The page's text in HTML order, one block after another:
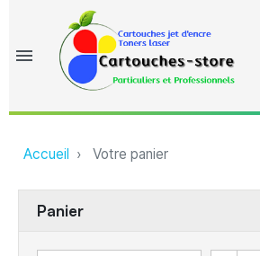
menu
Accueil Votre panier
Panier